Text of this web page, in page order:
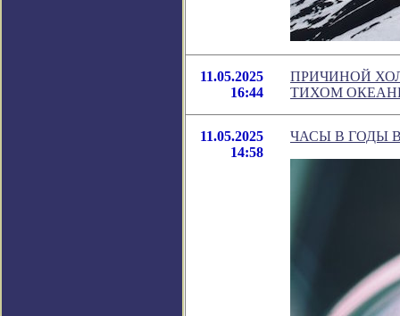
11.05.2025
16:44
ПРИЧИНОЙ
ТИХОМ
11.05.2025
14:58
ЧАСЫ В ГОДЫ